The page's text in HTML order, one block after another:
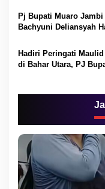
Pj Bupati Muaro Jambi
Bachyuni Deliansyah
Pahlawan.
Hadiri Peringati Maulid
di Bahar Utara, PJ